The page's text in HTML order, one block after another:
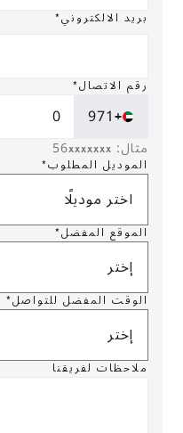
بريد الالكتروني*
رقم الاتصال*
+971
مثال: 56xxxxxxx
الموديل المطلوب*
اختر موديلًا
الموقع المفضل*
إختر
الوقت المفضل للتواصل*
إختر
ملاحظات لفريقنا